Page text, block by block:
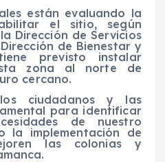
están evaluando la
el sitio, según
Dirección de Servicios
de Bienestar y
previsto instalar
zona al norte de
cercano.
ciudadanos y las
para identificar
de nuestro
la implementación de
las colonias y